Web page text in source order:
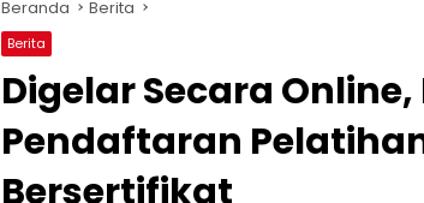
Beranda Berita
Berita
Digelar Secara Online,
Pendaftaran
Bersertifikat